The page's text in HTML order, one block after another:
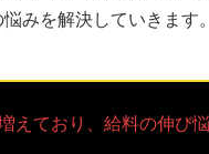
みを解決していきます。
えており、給料の伸び